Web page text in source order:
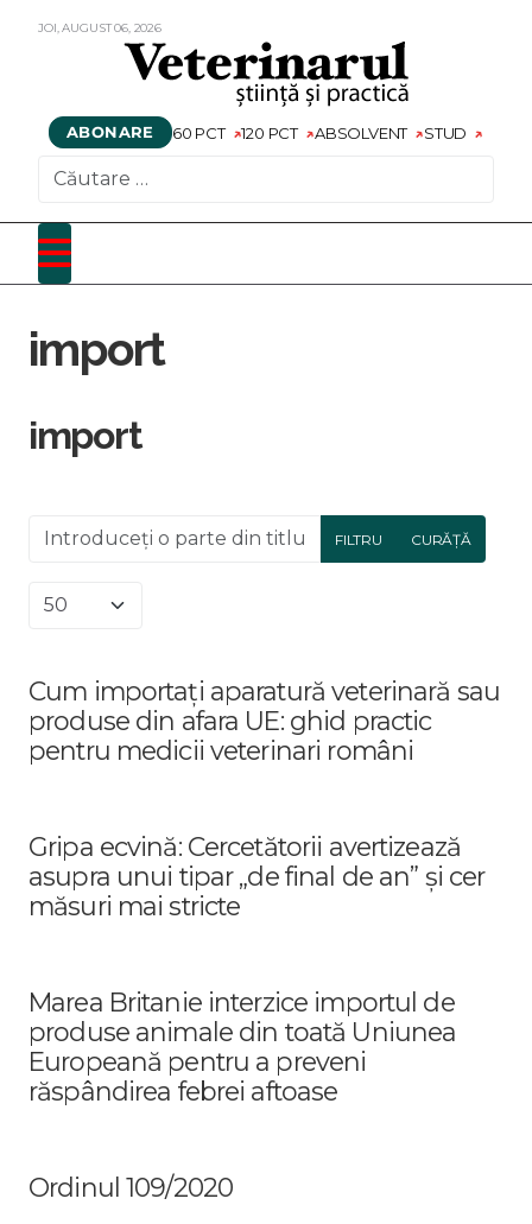
JOI,AUGUST06, 2026
ABONARE 60 PCT 120 PCT ABSOLVENT STUD
import
import
Introduceți o parte din titlu. FILTRU CURĂȚĂ
Afișare #
Cum importați aparatură veterinară sau
produse din afara UE: ghid practic
pentru medicii veterinari români
Gripa ecvină: Cercetătorii avertizează
asupra unui tipar „de final de an” și cer
măsuri mai stricte
Marea Britanie interzice importul de
produse animale din toată Uniunea
Europeană pentru a preveni
răspândirea febrei aftoase
Ordinul 109/2020